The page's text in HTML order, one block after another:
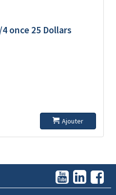
once 25 Dollars
Ajouter